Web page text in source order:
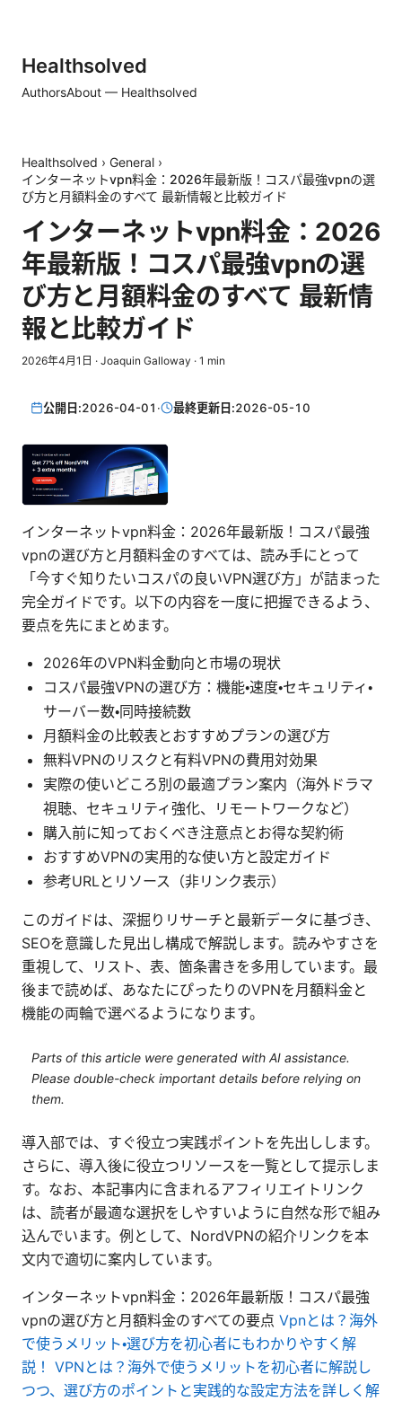
Healthsolved
AuthorsAbout — Healthsolved
Healthsolved › General ›
インターネットvpn料金：2026年最新版！コスパ最強vpnの選
び方と月額料金のすべて 最新情報と比較ガイド
インターネットvpn料金：2026
年最新版！コスパ最強vpnの選
び方と月額料金のすべて 最新情
報と比較ガイド
2026年4月1日 · Joaquin Galloway · 1 min
公開日:2026-04-01 · 最終更新日:2026-05-10
インターネットvpn料金：2026年最新版！コスパ最強
vpnの選び方と月額料金のすべては、読み手にとって
「今すぐ知りたいコスパの良いVPN選び方」が詰まった
完全ガイドです。以下の内容を一度に把握できるよう、
要点を先にまとめます。
2026年のVPN料金動向と市場の現状
コスパ最強VPNの選び方：機能・速度・セキュリティ・
サーバー数・同時接続数
月額料金の比較表とおすすめプランの選び方
無料VPNのリスクと有料VPNの費用対効果
実際の使いどころ別の最適プラン案内（海外ドラマ
視聴、セキュリティ強化、リモートワークなど）
購入前に知っておくべき注意点とお得な契約術
おすすめVPNの実用的な使い方と設定ガイド
参考URLとリソース（非リンク表示）
このガイドは、深掘りリサーチと最新データに基づき、
SEOを意識した見出し構成で解説します。読みやすさを
重視して、リスト、表、箇条書きを多用しています。最
後まで読めば、あなたにぴったりのVPNを月額料金と
機能の両輪で選べるようになります。
Parts of this article were generated with AI assistance.
Please double-check important details before relying on
them.
導入部では、すぐ役立つ実践ポイントを先出しします。
さらに、導入後に役立つリソースを一覧として提示しま
す。なお、本記事内に含まれるアフィリエイトリンク
は、読者が最適な選択をしやすいように自然な形で組み
込んでいます。例として、NordVPNの紹介リンクを本
文内で適切に案内しています。
インターネットvpn料金：2026年最新版！コスパ最強
vpnの選び方と月額料金のすべての要点 Vpnとは？海外
で使うメリット・選び方を初心者にもわかりやすく解
説！ VPNとは？海外で使うメリットを初心者に解説し
つつ、選び方のポイントと実践的な設定方法を詳しく解